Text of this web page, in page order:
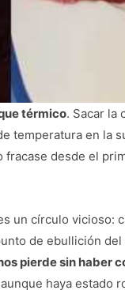
térmico. Sacar la
temperatura en la
fracase desde el
un círculo vicioso:
de ebullición
pierde sin haber
haya estado